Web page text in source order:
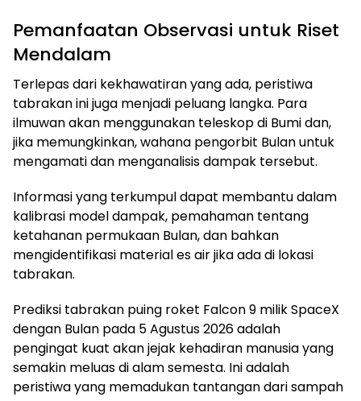
Pemanfaatan Observasi untuk Riset
Mendalam
Terlepas dari kekhawatiran yang ada, peristiwa
tabrakan ini juga menjadi peluang langka. Para
ilmuwan akan menggunakan teleskop di Bumi dan,
jika memungkinkan, wahana pengorbit Bulan untuk
mengamati dan menganalisis dampak tersebut.
Informasi yang terkumpul dapat membantu dalam
kalibrasi model dampak, pemahaman tentang
ketahanan permukaan Bulan, dan bahkan
mengidentifikasi material es air jika ada di lokasi
tabrakan.
Prediksi tabrakan puing roket Falcon 9 milik SpaceX
dengan Bulan pada 5 Agustus 2026 adalah
pengingat kuat akan jejak kehadiran manusia yang
semakin meluas di alam semesta. Ini adalah
peristiwa yang memadukan tantangan dari sampah